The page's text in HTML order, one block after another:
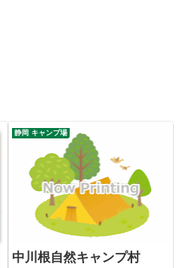
静岡 キャンプ場
中川根自然キャンプ村